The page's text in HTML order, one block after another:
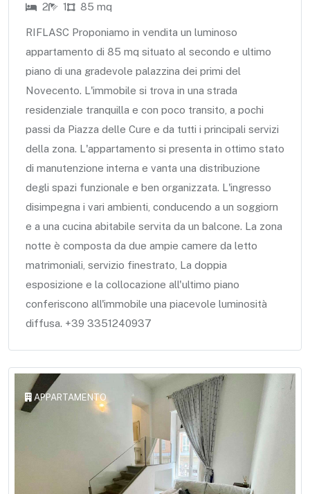
2 1 85 mq
RIFLASC Proponiamo in vendita un luminoso
appartamento di 85 mq situato al secondo e ultimo
piano di una gradevole palazzina dei primi del
Novecento. L'immobile si trova in una strada
residenziale tranquilla e con poco transito, a pochi
passi da Piazza delle Cure e da tutti i principali servizi
della zona. L'appartamento si presenta in ottimo stato
di manutenzione interna e vanta una distribuzione
degli spazi funzionale e ben organizzata. L'ingresso
disimpegna i vari ambienti, conducendo a un soggiorn
e a una cucina abitabile servita da un balcone. La zona
notte è composta da due ampie camere da letto
matrimoniali, servizio finestrato, La doppia
esposizione e la collocazione all'ultimo piano
conferiscono all'immobile una piacevole luminosità
diffusa. +39 3351240937
APPARTAMENTO